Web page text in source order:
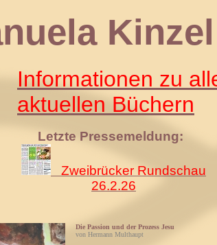
Kinzel
Informationen zu
aktuellen Büchern
Letzte Pressemeldung:
Zweibrücker Rundschau
26.2.26
Die Passion und der Prozess Jesu
von Hermann Multhaupt